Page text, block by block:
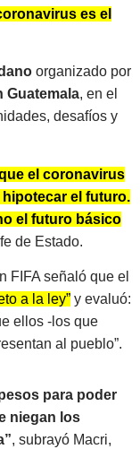
es el
organizado por
Guatemala, en el
desafíos y
el coronavirus
el futuro.
el futuro básico
de Estado.
FIFA señaló que el
a la ley” y evaluó:
ellos -los que
al pueblo”.
para poder
niegan los
, subrayó Macri,